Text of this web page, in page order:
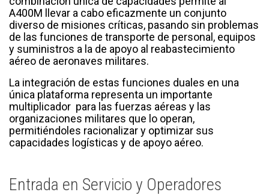
A400M llevar a cabo eficazmente un conjunto
diverso de misiones críticas, pasando sin problemas
de las funciones de transporte de personal, equipos
y suministros a la de apoyo al reabastecimiento
aéreo de aeronaves militares.
La integración de estas funciones duales en una
única plataforma representa un importante
multiplicador para las fuerzas aéreas y las
organizaciones militares que lo operan,
permitiéndoles racionalizar y optimizar sus
capacidades logísticas y de apoyo aéreo.
Entrada en Servicio y Operadores